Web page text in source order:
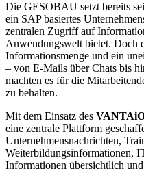
Die GESOBAU setzt bereits
ein SAP basiertes
zentralen Zugriff auf
Anwendungswelt bietet. Doch
Informationsmenge und ein
– von E-Mails über Chats bis
machten es für die
zu behalten.
Mit dem Einsatz des
eine zentrale Plattform
Unternehmensnachrichten,
Weiterbildungsinformationen,
Informationen übersichtlich